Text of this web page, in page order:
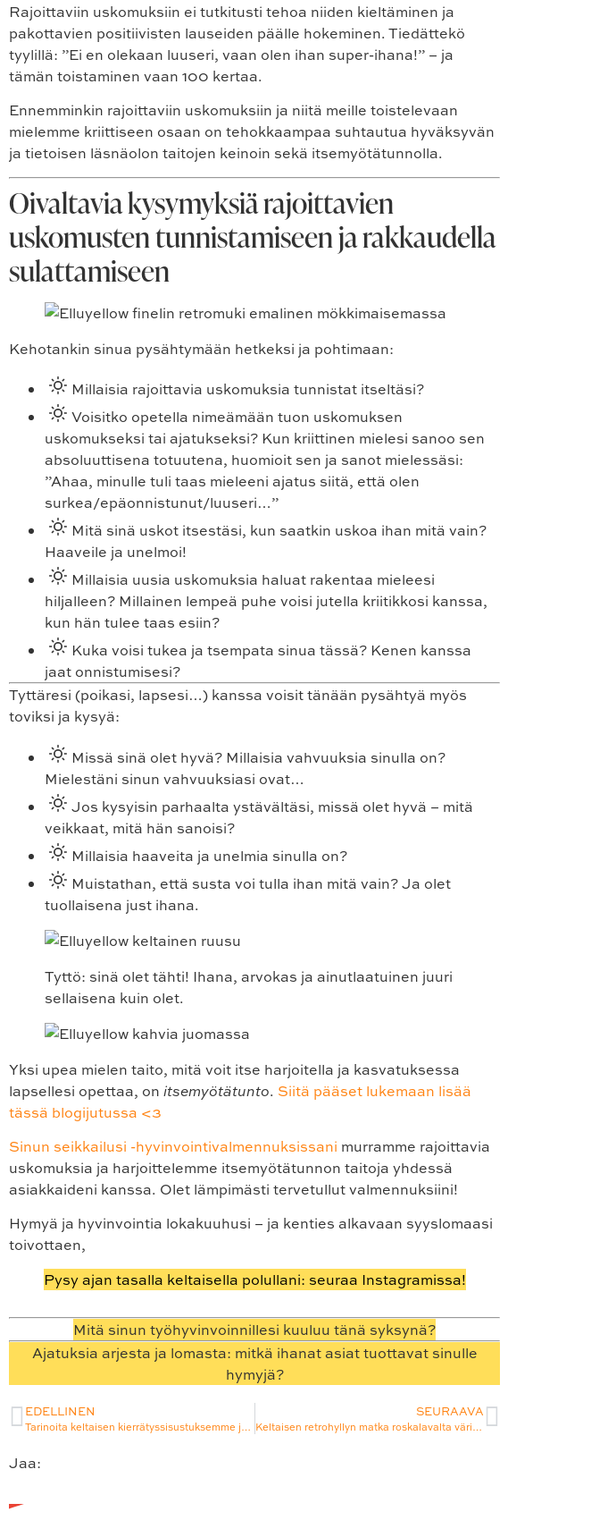
Rajoittaviin uskomuksiin ei tutkitusti tehoa niiden kieltäminen ja
pakottavien positiivisten lauseiden päälle hokeminen. Tiedättekö
tyylillä: ”Ei en olekaan luuseri, vaan olen ihan super-ihana!” – ja
tämän toistaminen vaan 100 kertaa.
Ennemminkin rajoittaviin uskomuksiin ja niitä meille toistelevaan
mielemme kriittiseen osaan on tehokkaampaa suhtautua hyväksyvän
ja tietoisen läsnäolon taitojen keinoin sekä itsemyötätunnolla.
Oivaltavia kysymyksiä rajoittavien
uskomusten tunnistamiseen ja rakkaudella
sulattamiseen
Kehotankin sinua pysähtymään hetkeksi ja pohtimaan:
Millaisia rajoittavia uskomuksia tunnistat itseltäsi?
Voisitko opetella nimeämään tuon uskomuksen
uskomukseksi tai ajatukseksi? Kun kriittinen mielesi sanoo sen
absoluuttisena totuutena, huomioit sen ja sanot mielessäsi:
”Ahaa, minulle tuli taas mieleeni ajatus siitä, että olen
surkea/epäonnistunut/luuseri…”
Mitä sinä uskot itsestäsi, kun saatkin uskoa ihan mitä vain?
Haaveile ja unelmoi!
Millaisia uusia uskomuksia haluat rakentaa mieleesi
hiljalleen? Millainen lempeä puhe voisi jutella kriitikkosi kanssa,
kun hän tulee taas esiin?
Kuka voisi tukea ja tsempata sinua tässä? Kenen kanssa
jaat onnistumisesi?
Tyttäresi (poikasi, lapsesi…) kanssa voisit tänään pysähtyä myös
toviksi ja kysyä:
Missä sinä olet hyvä? Millaisia vahvuuksia sinulla on?
Mielestäni sinun vahvuuksiasi ovat…
Jos kysyisin parhaalta ystävältäsi, missä olet hyvä – mitä
veikkaat, mitä hän sanoisi?
Millaisia haaveita ja unelmia sinulla on?
Muistathan, että susta voi tulla ihan mitä vain? Ja olet
tuollaisena just ihana.
Tyttö: sinä olet tähti! Ihana, arvokas ja ainutlaatuinen juuri
sellaisena kuin olet.
Yksi upea mielen taito, mitä voit itse harjoitella ja kasvatuksessa
lapsellesi opettaa, on itsemyötätunto. Siitä pääset lukemaan lisää
tässä blogijutussa <3
Sinun seikkailusi -hyvinvointivalmennuksissani murramme rajoittavia
uskomuksia ja harjoittelemme itsemyötätunnon taitoja yhdessä
asiakkaideni kanssa. Olet lämpimästi tervetullut valmennuksiini!
Hymyä ja hyvinvointia lokakuuhusi – ja kenties alkavaan syyslomaasi
toivottaen,
Pysy ajan tasalla keltaisella polullani: seuraa Instagramissa!
Mitä sinun työhyvinvoinnillesi kuuluu tänä syksynä?
Ajatuksia arjesta ja lomasta: mitkä ihanat asiat tuottavat sinulle
hymyjä?
EDELLINEN
Tarinoita keltaisen kierrätyssisustuksemme ja värikkäiden kirppislöytöjemme takaa -sarja alkaa: keltaisen keinutuolin tarina
SEURAAVA
Keltaisen retrohyllyn matka roskalavalta värikkääseen kotiimme
Jaa: